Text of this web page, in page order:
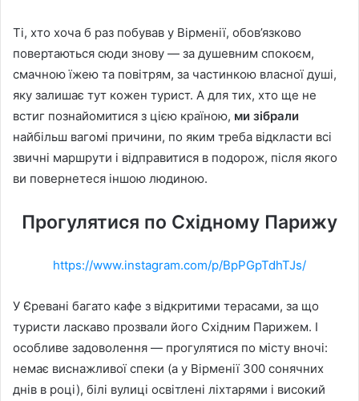
Ті, хто хоча б раз побував у Вірменії, обов’язково
повертаються сюди знову — за душевним спокоєм,
смачною їжею та повітрям, за частинкою власної душі,
яку залишає тут кожен турист. А для тих, хто ще не
встиг познайомитися з цією країною, ми зібрали
найбільш вагомі причини, по яким треба відкласти всі
звичні маршрути і відправитися в подорож, після якого
ви повернетеся іншою людиною.
Прогулятися по Східному Парижу
https://www.instagram.com/p/BpPGpTdhTJs/
У Єревані багато кафе з відкритими терасами, за що
туристи ласкаво прозвали його Східним Парижем. І
особливе задоволення — прогулятися по місту вночі:
немає виснажливої спеки (а у Вірменії 300 сонячних
днів в році), білі вулиці освітлені ліхтарями і високий